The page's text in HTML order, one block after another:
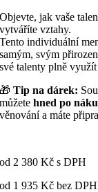
Objevte, jak vaše
vytváříte vztahy.
Tento individuální
samým, svým
své talenty plně
🎁 Tip na dárek:
můžetehned po
věnování a máte
od 2 380Kč s DPH
od 1 935Kč bez DPH